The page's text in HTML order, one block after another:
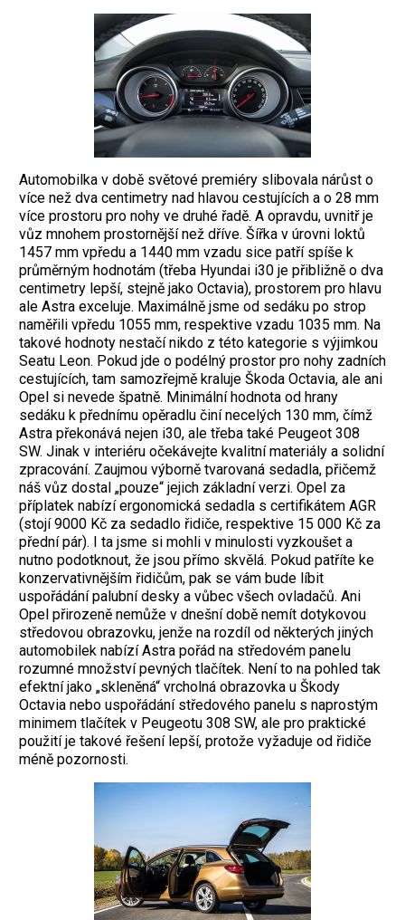
Automobilka v době světové premiéry slibovala nárůst o
více než dva centimetry nad hlavou cestujících a o 28 mm
více prostoru pro nohy ve druhé řadě. A opravdu, uvnitř je
vůz mnohem prostornější než dříve. Šířka v úrovni loktů
1457 mm vpředu a 1440 mm vzadu sice patří spíše k
průměrným hodnotám (třeba Hyundai i30 je přibližně o dva
centimetry lepší, stejně jako Octavia), prostorem pro hlavu
ale Astra exceluje. Maximálně jsme od sedáku po strop
naměřili vpředu 1055 mm, respektive vzadu 1035 mm. Na
takové hodnoty nestačí nikdo z této kategorie s výjimkou
Seatu Leon. Pokud jde o podélný prostor pro nohy zadních
cestujících, tam samozřejmě kraluje Škoda Octavia, ale ani
Opel si nevede špatně. Minimální hodnota od hrany
sedáku k přednímu opěradlu činí necelých 130 mm, čímž
Astra překonává nejen i30, ale třeba také Peugeot 308
SW. Jinak v interiéru očekávejte kvalitní materiály a solidní
zpracování. Zaujmou výborně tvarovaná sedadla, přičemž
náš vůz dostal „pouze“ jejich základní verzi. Opel za
příplatek nabízí ergonomická sedadla s certifikátem AGR
(stojí 9000 Kč za sedadlo řidiče, respektive 15 000 Kč za
přední pár). I ta jsme si mohli v minulosti vyzkoušet a
nutno podotknout, že jsou přímo skvělá. Pokud patříte ke
konzervativnějším řidičům, pak se vám bude líbit
uspořádání palubní desky a vůbec všech ovladačů. Ani
Opel přirozeně nemůže v dnešní době nemít dotykovou
středovou obrazovku, jenže na rozdíl od některých jiných
automobilek nabízí Astra pořád na středovém panelu
rozumné množství pevných tlačítek. Není to na pohled tak
efektní jako „skleněná“ vrcholná obrazovka u Škody
Octavia nebo uspořádání středového panelu s naprostým
minimem tlačítek v Peugeotu 308 SW, ale pro praktické
použití je takové řešení lepší, protože vyžaduje od řidiče
méně pozornosti.